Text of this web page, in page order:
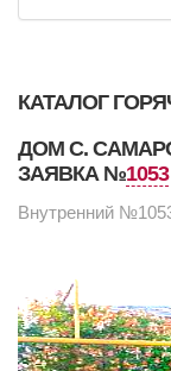
КАТАЛОГ
ДОМ С.
ЗАЯВКА №1053
Внутренний